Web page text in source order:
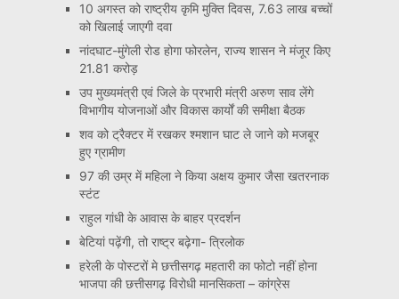
10 अगस्त को राष्ट्रीय कृमि मुक्ति दिवस, 7.63 लाख बच्चों
को खिलाई जाएगी दवा
नांदघाट-मुंगेली रोड होगा फोरलेन, राज्य शासन ने मंजूर किए
21.81 करोड़
उप मुख्यमंत्री एवं जिले के प्रभारी मंत्री अरुण साव लेंगे
विभागीय योजनाओं और विकास कार्यों की समीक्षा बैठक
शव को ट्रैक्टर में रखकर श्मशान घाट ले जाने को मजबूर
हुए ग्रामीण
97 की उम्र में महिला ने किया अक्षय कुमार जैसा खतरनाक
स्टंट
राहुल गांधी के आवास के बाहर प्रदर्शन
बेटियां पढ़ेंगी, तो राष्ट्र बढ़ेगा- त्रिलोक
हरेली के पोस्टरों मे छत्तीसगढ़ महतारी का फोटो नहीं होना
भाजपा की छत्तीसगढ़ विरोधी मानसिकता – कांग्रेस